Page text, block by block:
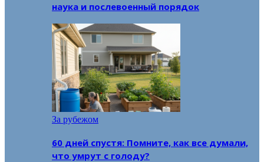
наука и послевоенный порядок
За рубежом
60 дней спустя: Помните, как все думали,
что умрут с голоду?